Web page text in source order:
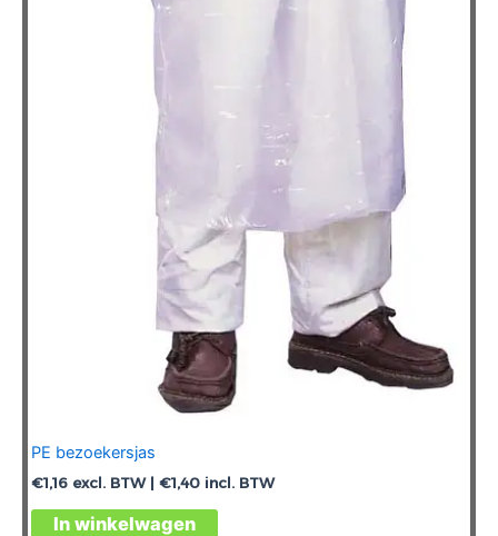
PE bezoekersjas
€1,16 excl. BTW | €1,40 incl. BTW
In winkelwagen